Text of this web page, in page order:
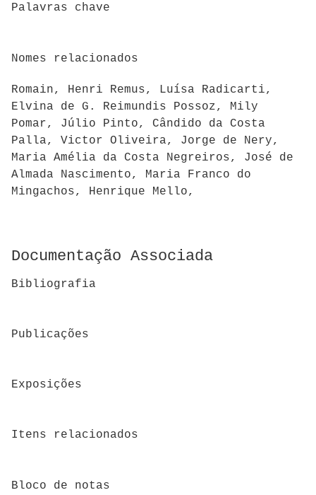
Palavras chave
Nomes relacionados
Romain, Henri Remus, Luísa Radicarti,
Elvina de G. Reimundis Possoz, Mily
Pomar, Júlio Pinto, Cândido da Costa
Palla, Victor Oliveira, Jorge de Nery,
Maria Amélia da Costa Negreiros, José de
Almada Nascimento, Maria Franco do
Mingachos, Henrique Mello,
Documentação Associada
Bibliografia
Publicações
Exposições
Itens relacionados
Bloco de notas